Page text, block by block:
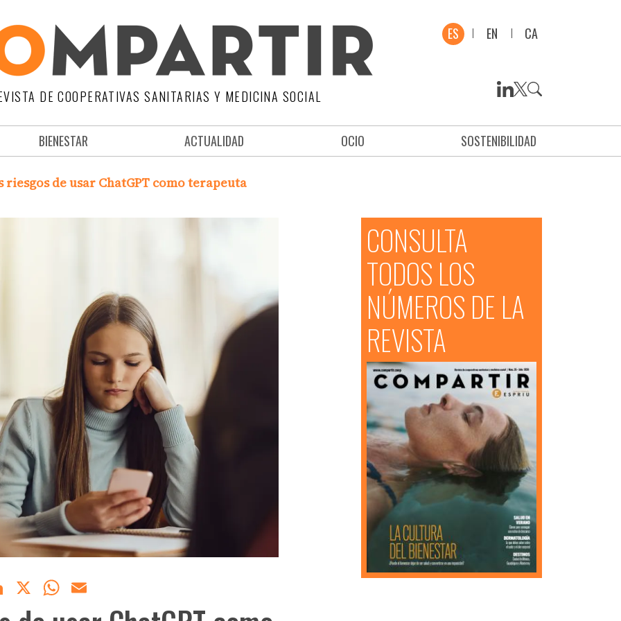
DE COOPERATIVAS SANITARIAS Y MEDICINA SOCIAL
ES EN CA
BIENESTAR ACTUALIDAD OCIO SOSTENIBILIDAD
riesgos de usar ChatGPT como terapeuta
LinkedIn
X WhatsApp
CONSULTA
TODOS LOS
NÚMEROS DE LA
REVISTA